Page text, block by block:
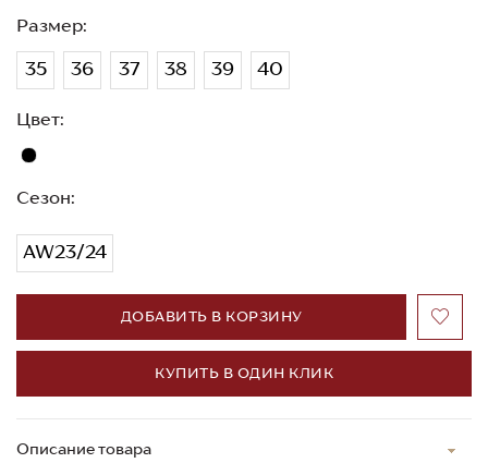
Размер:
35 36 37 38 39 40
Цвет:
Сезон:
AW23/24
ДОБАВИТЬ В КОРЗИНУ
КУПИТЬ В ОДИН КЛИК
Описание товара